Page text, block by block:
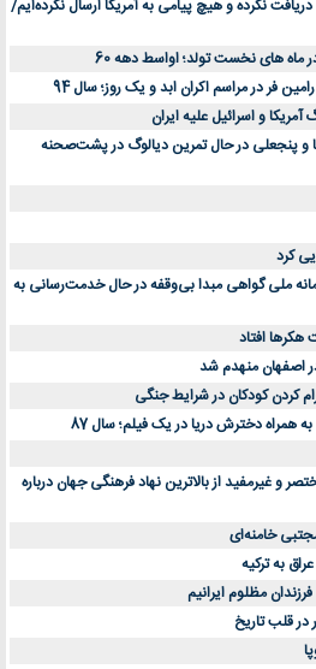
نکرده و هیچ پیامی به آمریکا ارسال نکرده‌ایم/
های نخست تولد؛ اواسط دهه 60
فر در مراسم اکران ابد و یک روز؛ سال 94
و پنجعلی در حال تمرین دیالوگ در پشت‌صحنه
کرد
ملی گواهی مبدا بی‌وقفه در حال خدمت‌رسانی به
افتاد
کردن کودکان در شرایط جنگی
همراه دخترش دریا در یک فیلم؛ سال 87
و غیرمفید از بالاترین نهاد فرهنگی جهان درباره
خامنه‌ای
به ترکیه
مظلوم ایرانیم
در قلب تاریخ